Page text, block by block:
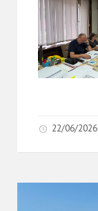
22/06/2026